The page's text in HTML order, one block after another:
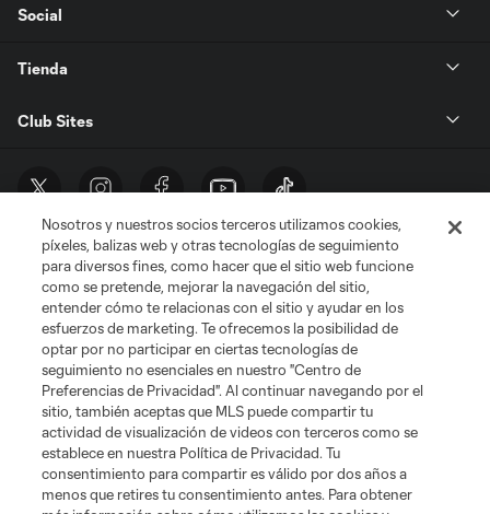
Social
Tienda
Club Sites
Términos de servicio Política de privacidad
No vender mi información
Cookies Settings
©2026 MLS. El nombre y escudo de la Major League Soccer y MLS son
marcas registradas de League Soccer, L.L.C. (“MLS”). Los nombres y logos
de los equipos de la MLS están registrados y son marcas bajo ley común
de la MLS o son usadas con el permiso de sus propietarios. Uso
desautorizado está prohibido.
Nosotros y nuestros socios terceros utilizamos cookies,
píxeles, balizas web y otras tecnologías de seguimiento
para diversos fines, como hacer que el sitio web funcione
como se pretende, mejorar la navegación del sitio,
entender cómo te relacionas con el sitio y ayudar en los
esfuerzos de marketing. Te ofrecemos la posibilidad de
optar por no participar en ciertas tecnologías de
seguimiento no esenciales en nuestro "Centro de
Preferencias de Privacidad". Al continuar navegando por el
sitio, también aceptas que MLS puede compartir tu
actividad de visualización de videos con terceros como se
establece en nuestra Política de Privacidad. Tu
consentimiento para compartir es válido por dos años a
menos que retires tu consentimiento antes. Para obtener